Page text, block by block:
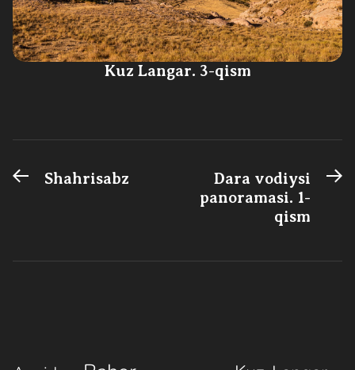
Kuz Langar. 3-qism
Post
PreviousShahrisabz
Dara vodiysi
panoramasi. 1-
qism